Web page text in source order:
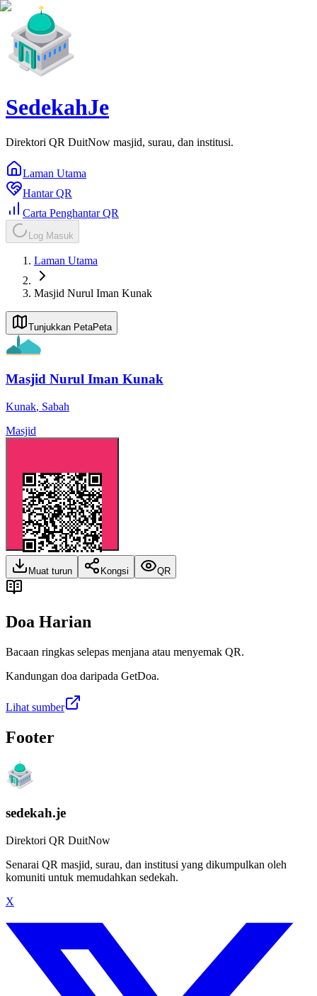
SedekahJe
Direktori QR DuitNow masjid, surau, dan institusi.
Laman Utama
Hantar QR
Carta Penghantar QR
Log Masuk
Laman Utama
Masjid Nurul Iman Kunak
Tunjukkan PetaPeta
Masjid Nurul Iman Kunak
Kunak, Sabah
Masjid
Muat turun Kongsi QR
Doa Harian
Bacaan ringkas selepas menjana atau menyemak QR.
Kandungan doa daripada GetDoa.
Lihat sumber
Footer
sedekah.je
Direktori QR DuitNow
Senarai QR masjid, surau, dan institusi yang dikumpulkan oleh
komuniti untuk memudahkan sedekah.
X